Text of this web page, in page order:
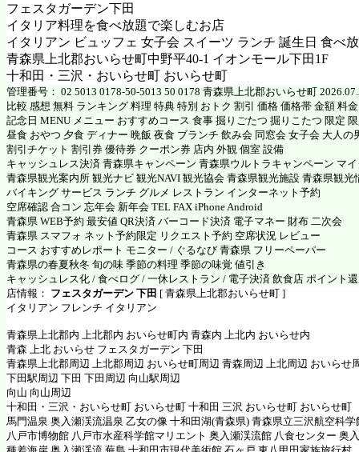
フェスタガーデン下田
イタリア料理を食べ放題で楽しむお店
イタリアン ビュッフェ 女子会 スイーツ ランチ 誕生日 食べ
青森県上北郡おいらせ町中野平40‐1 イオンモール下田1F
十和田・三沢・おいらせ町 おいらせ町
管理番号： 02 5013 0178-50-5013 50 0178 青森県上北郡おいらせ町
比較 感想 無料 ランキング 料理 特典 特別 おトク 割引 価格 価格帯 金額 料
記念日 MENU メニュー おすすめコース 食事 掘りごたつ 掘りこたつ 限定
昼食 おやつ 夕食 ディナー 晩飯 夜食 ブランチ 飲み会 同窓会 女子会 大人の
割引チケット 割引券 優待券 クーポン券 店内 外観 個室 設備
キャッシュレス決済 青森県キャンペーン 青森県ウルトラキャンペーン マ
青森県観光案内所 観光ナビ 観光NAVI 観光協会 青森県観光施設 青森県観光
バイキング サービス ランチ グルメ レストラン インターネット予約
空席確認 合コン 忘年会 新年会 TEL FAX iPhone Android
青森県 WEB予約 最安値 QR決済 バーコード決済 電子マネー 財布 二次会
青森県 スマフォ ネット予約限定 リクエスト予約 空席状況 レビュー
コース おすすめレポート モニター / ぐるなび 青森県 フリーペーパー
青森県の春夏秋冬 旬の味 季節の料理 季節の味覚 値引き
キャッシュレス化 / 食べログ / 一休レストラン / 電子決済 飲食店 ポイント
店情報： フェスタガーデン 下田 [ 青森県上北郡おいらせ町 ]
イタリアン フレンチ イタリアン
青森県上北郡内 上北郡内 おいらせ町内 青森内 上北内 おいらせ内
青森 上北 おいらせ フェスタガーデン 下田
青森県上北郡周辺 上北郡周辺 おいらせ町周辺 青森周辺 上北周辺 おいらせ
下田駅周辺 下田 下田周辺 向山駅周辺
向山 向山周辺
十和田・三沢・おいらせ町 おいらせ町 十和田 三沢 おいらせ町 おいらせ町
馬門温泉 奥入瀬渓流温泉 乙女の像 十和田湖(青森県) 青森県立三沢航空科学
八戸市博物館 八戸市水産科学館マリエント 奥入瀬渓流館 八食センター 奥